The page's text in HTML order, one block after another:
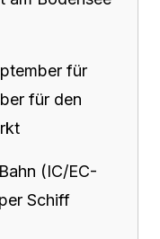
für
für den
(IC/EC-
Schiff